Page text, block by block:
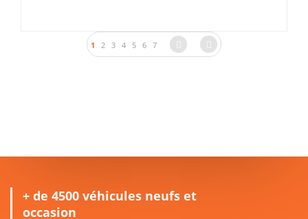
1 2 3 4 5 6 7
+ de 4500 véhicules neufs et
occasion